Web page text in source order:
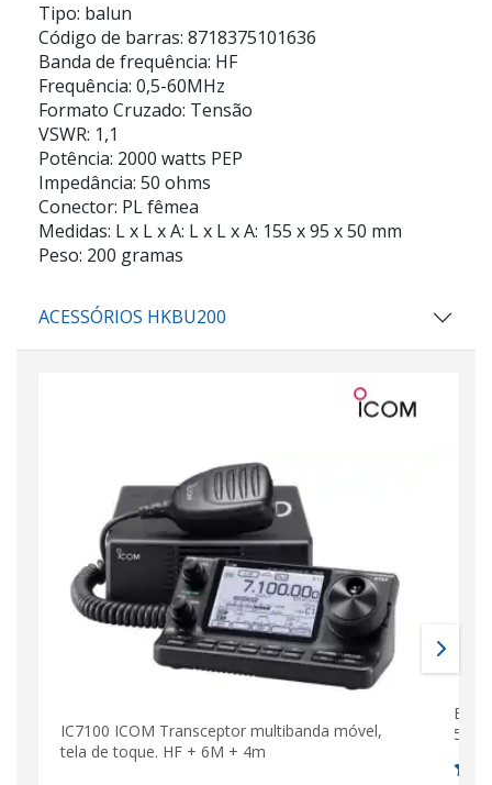
Tipo: balun
Código de barras: 8718375101636
Banda de frequência: HF
Frequência: 0,5-60MHz
Formato Cruzado: Tensão
VSWR: 1,1
Potência: 2000 watts PEP
Impedância: 50 ohms
Conector: PL fêmea
Medidas: L x L x A: L x L x A: 155 x 95 x 50 mm
Peso: 200 gramas
ACESSÓRIOS HKBU200
IC7100 ICOM Transceptor multibanda móvel,
tela de toque. HF + 6M + 4m
50